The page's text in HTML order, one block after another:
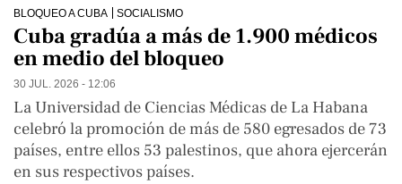
BLOQUEO A CUBA SOCIALISMO
Cuba gradúa a más de 1.900 médicos
en medio del bloqueo
30 JUL. 2026 - 12:06
La Universidad de Ciencias Médicas de La Habana
celebró la promoción de más de 580 egresados de 73
países, entre ellos 53 palestinos, que ahora ejercerán
en sus respectivos países.